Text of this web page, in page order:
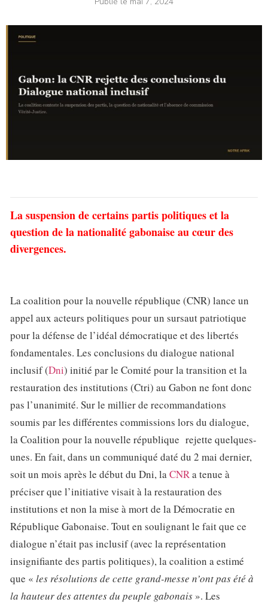
La suspension de certains partis politiques et la
question de la nationalité gabonaise au cœur des
divergences.
La coalition pour la nouvelle république (CNR) lance un
appel aux acteurs politiques pour un sursaut patriotique
pour la défense de l’idéal démocratique et des libertés
fondamentales. Les conclusions du dialogue national
inclusif (Dni) initié par le Comité pour la transition et la
restauration des institutions (Ctri) au Gabon ne font donc
pas l’unanimité. Sur le millier de recommandations
soumis par les différentes commissions lors du dialogue,
la Coalition pour la nouvelle république rejette quelques-
unes. En fait, dans un communiqué daté du 2 mai dernier,
soit un mois après le début du Dni, laCNRa tenue à
préciser que l’initiative visait à la restauration des
institutions et non la mise à mort de la Démocratie en
République Gabonaise. Tout en soulignant le fait que ce
dialogue n’était pas inclusif (avec la représentation
insignifiante des partis politiques), la coalition a estimé
que « les résolutions de cette grand-messe n’ont pas été à
la hauteur des attentes du peuple gabonais ». Les